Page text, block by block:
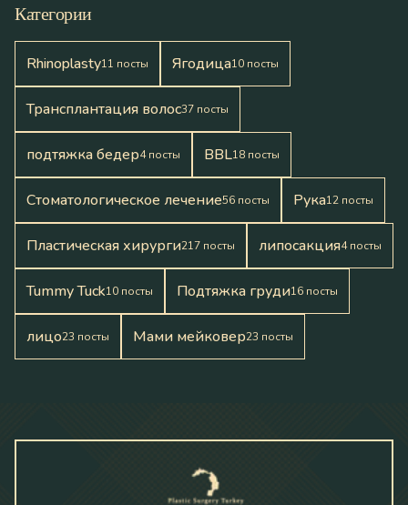
Категории
Rhinoplasty11 посты Ягодица10 посты
Трансплантация волос37 посты
подтяжка бедер4 посты BBL18 посты
Стоматологическое лечение56 посты Pука12 посты
Пластическая хирурги217 посты липосакция4 посты
Tummy Tuck10 посты Подтяжка груди16 посты
лицо23 посты Мами мейковер23 посты